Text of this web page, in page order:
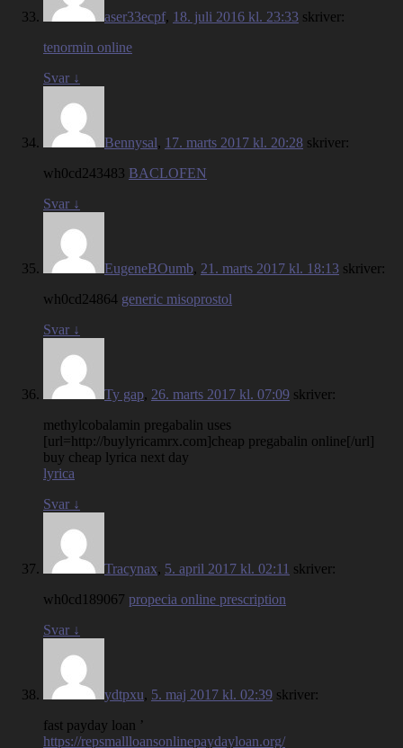
aser33ecpf, 18. juli 2016 kl. 23:33 skriver:
tenormin online
Svar ↓
Bennysal, 17. marts 2017 kl. 20:28 skriver:
wh0cd243483 BACLOFEN
Svar ↓
EugeneBOumb, 21. marts 2017 kl. 18:13 skriver:
wh0cd24864 generic misoprostol
Svar ↓
Ty gap, 26. marts 2017 kl. 07:09 skriver:
methylcobalamin pregabalin uses
[url=http://buylyricamrx.com]cheap pregabalin online[/url]
buy cheap lyrica next day
lyrica
Svar ↓
Tracynax, 5. april 2017 kl. 02:11 skriver:
wh0cd189067 propecia online prescription
Svar ↓
ydtpxu, 5. maj 2017 kl. 02:39 skriver:
fast payday loan ’
https://repsmallloansonlinepaydayloan.org/